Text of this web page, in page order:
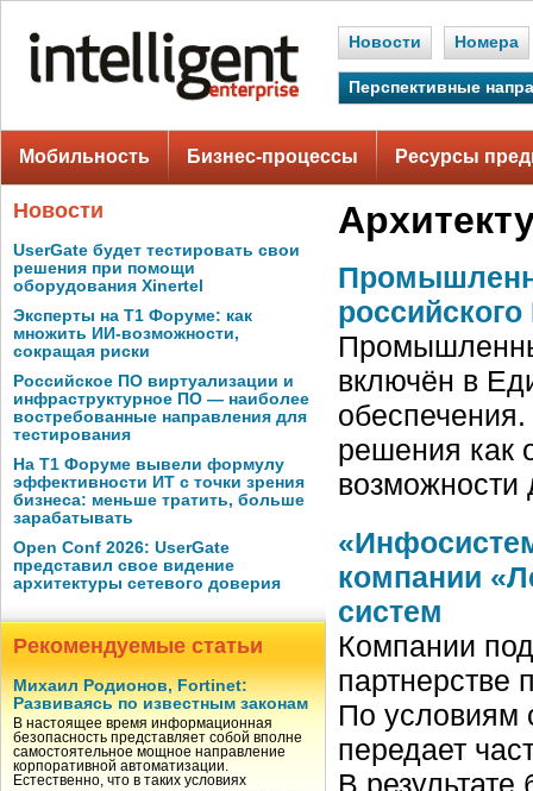
Новости Номера
Перспективные
Мобильность Бизнес-процессы Ресурсы
Новости
UserGate будет тестировать свои
решения при помощи
оборудования Xinertel
Эксперты на Т1 Форуме: как
множить ИИ-возможности,
сокращая риски
Российское ПО виртуализации и
инфраструктурное ПО — наиболее
востребованные направления для
тестирования
На Т1 Форуме вывели формулу
эффективности ИТ с точки зрения
бизнеса: меньше тратить, больше
зарабатывать
Open Conf 2026: UserGate
представил свое видение
архитектуры сетевого доверия
Рекомендуемые статьи
Михаил Родионов, Fortinet:
Развиваясь по известным законам
В настоящее время информационная
безопасность представляет собой вполне
самостоятельное мощное направление
корпоративной автоматизации.
Естественно, что в таких условиях
включён в
решения как
компании
систем
Компании
партнерстве
По условиям
передает
В